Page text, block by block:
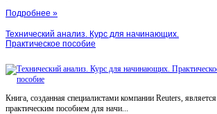
Подробнее »
Технический анализ. Курс для начинающих.
Практическое пособие
Книга, созданная специалистами компании Reuters, является
практическим пособием для начи...